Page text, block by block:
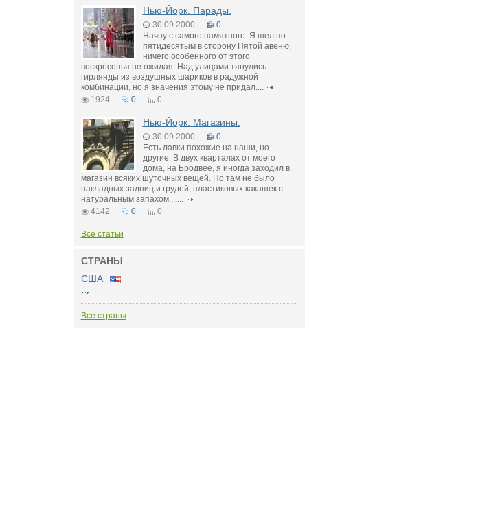
Нью-Йорк. Парады.
30.09.2000
0
Начну с самого памятного. Я шел по
пятидесятым в сторону Пятой авеню,
ничего особенного от этого
воскресенья не ожидая. Над улицами тянулись
гирлянды из воздушных шариков в радужной
комбинации, но я значения этому не придал....
1924
0 0
Нью-Йорк. Магазины.
30.09.2000
0
Есть лавки похожие на наши, но
другие. В двух кварталах от моего
дома, на Бродвее, я иногда заходил в
магазин всяких шуточных вещей. Но там не было
накладных задниц и грудей, пластиковых какашек с
натуральным запахом.......
4142
0 0
Все статьи
СТРАНЫ
США
Все страны